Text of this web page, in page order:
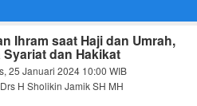
Ihram saat Haji dan Umrah,
Syariat dan Hakikat
25 Januari 2024 10:00 WIB
H Sholikin Jamik SH MH